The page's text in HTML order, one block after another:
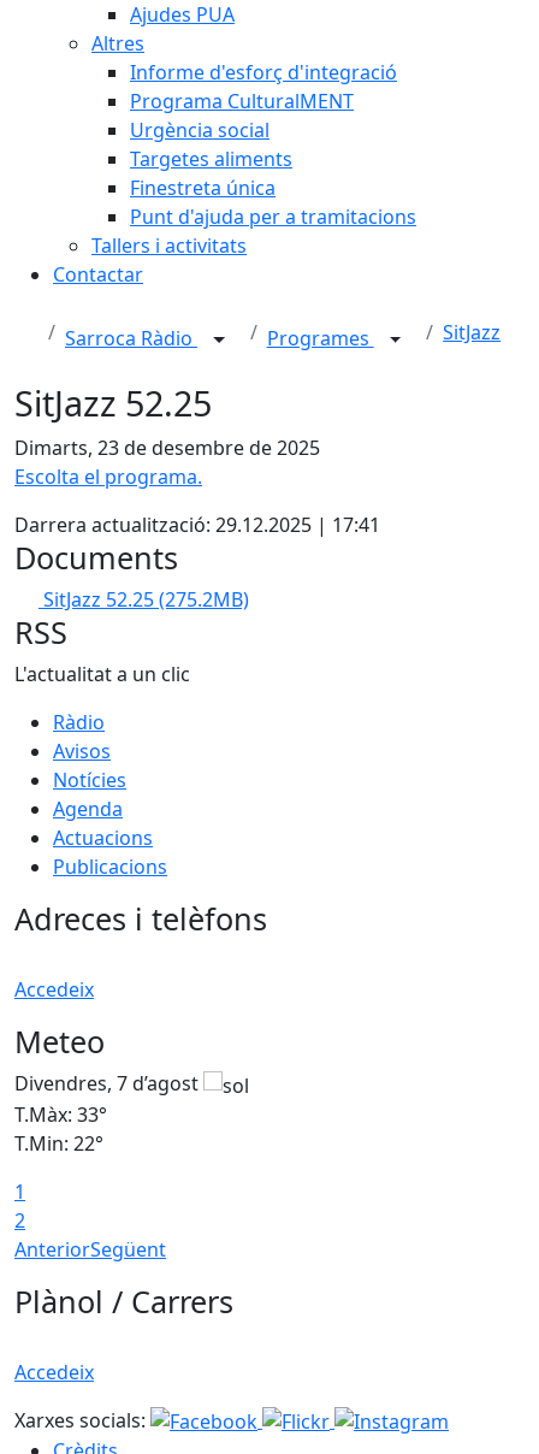
Ajudes PUA
Altres
Informe d'esforç d'integració
Programa CulturalMENT
Urgència social
Targetes aliments
Finestreta única
Punt d'ajuda per a tramitacions
Tallers i activitats
Contactar
Sarroca Ràdio Programes SitJazz
SitJazz 52.25
Dimarts, 23 de desembre de 2025
Escolta el programa.
Darrera actualització: 29.12.2025 | 17:41
Documents
SitJazz 52.25(275.2MB)
RSS
L'actualitat a un clic
Ràdio
Avisos
Notícies
Agenda
Actuacions
Publicacions
Adreces i telèfons
Accedeix
Meteo
Divendres, 7 d’agost
T.Màx: 33°
T.Min: 22°
1
2
AnteriorSegüent
Plànol / Carrers
Accedeix
Xarxes socials: